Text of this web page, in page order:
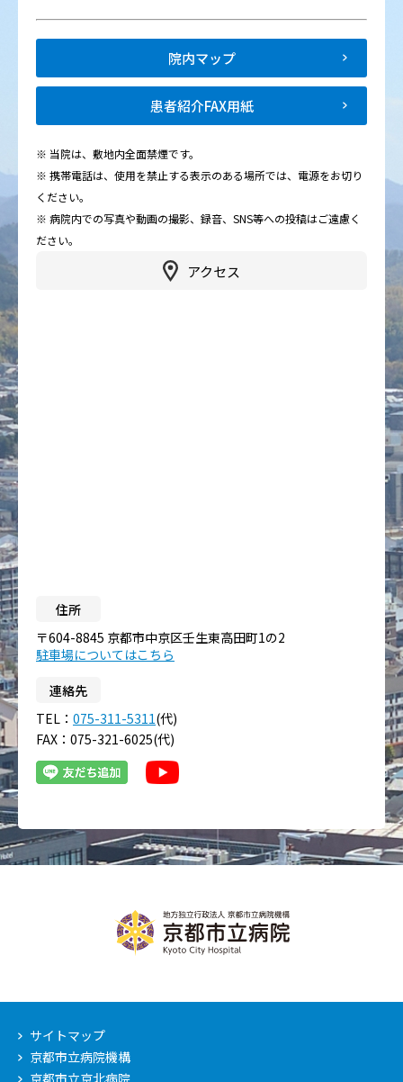
アクセス
住所
〒604-8845 京都市中京区壬生東高田町1の2
駐車場についてはこちら
連絡先
TEL： 075-311-5311(代)
FAX：075-321-6025(代)
院内マップ
患者紹介FAX用紙
※ 当院は、敷地内全面禁煙です。
※ 携帯電話は、使用を禁止する表示のある場所では、電源をお切り
ください。
※ 病院内での写真や動画の撮影、録音、SNS等への投稿はご遠慮く
ださい。
サイトマップ
京都市立病院機構
京都市立京北病院